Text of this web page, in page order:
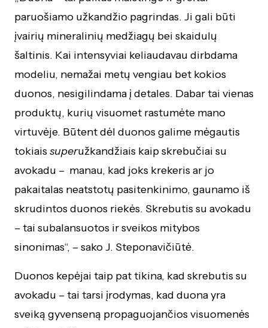
paruošiamo užkandžio pagrindas. Ji gali būti
įvairių mineralinių medžiagų bei skaidulų
šaltinis. Kai intensyviai keliaudavau dirbdama
modeliu, nemažai metų vengiau bet kokios
duonos, nesigilindama į detales. Dabar tai vienas
produktų, kurių visuomet rastumėte mano
virtuvėje. Būtent dėl duonos galime mėgautis
tokiais superužkandžiais kaip skrebučiai su
avokadu – manau, kad joks krekeris ar jo
pakaitalas neatstotų pasitenkinimo, gaunamo iš
skrudintos duonos riekės. Skrebutis su avokadu
– tai subalansuotos ir sveikos mitybos
sinonimas“, – sako J. Steponavičiūtė.
Duonos kepėjai taip pat tikina, kad skrebutis su
avokadu – tai tarsi įrodymas, kad duona yra
sveiką gyvenseną propaguojančios visuomenės